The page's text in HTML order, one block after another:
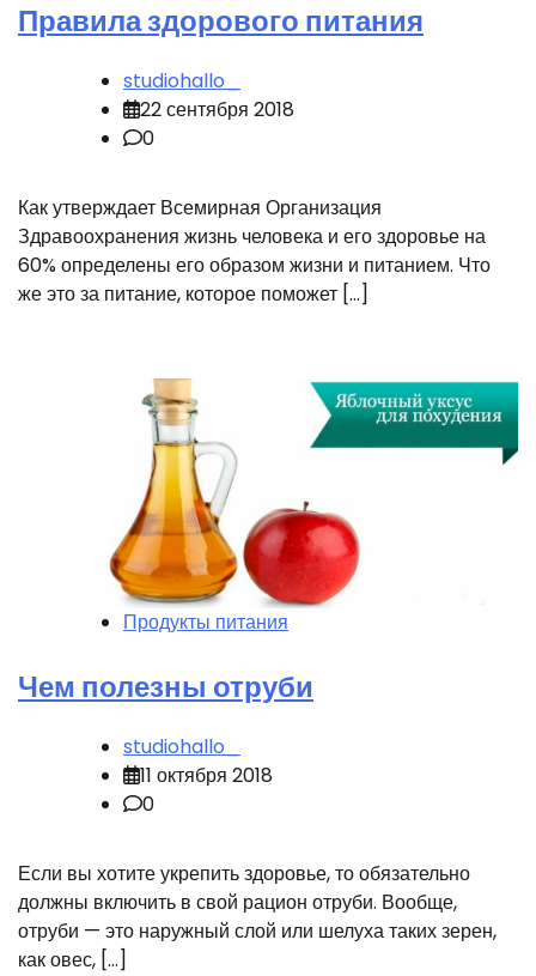
Правила здорового питания
studiohallo_
22 сентября 2018
0
Как утверждает Всемирная Организация
Здравоохранения жизнь человека и его здоровье на
60% определены его образом жизни и питанием. Что
же это за питание, которое поможет […]
Продукты питания
Чем полезны отруби
studiohallo_
11 октября 2018
0
Если вы хотите укрепить здоровье, то обязательно
должны включить в свой рацион отруби. Вообще,
отруби — это наружный слой или шелуха таких зерен,
как овес, […]